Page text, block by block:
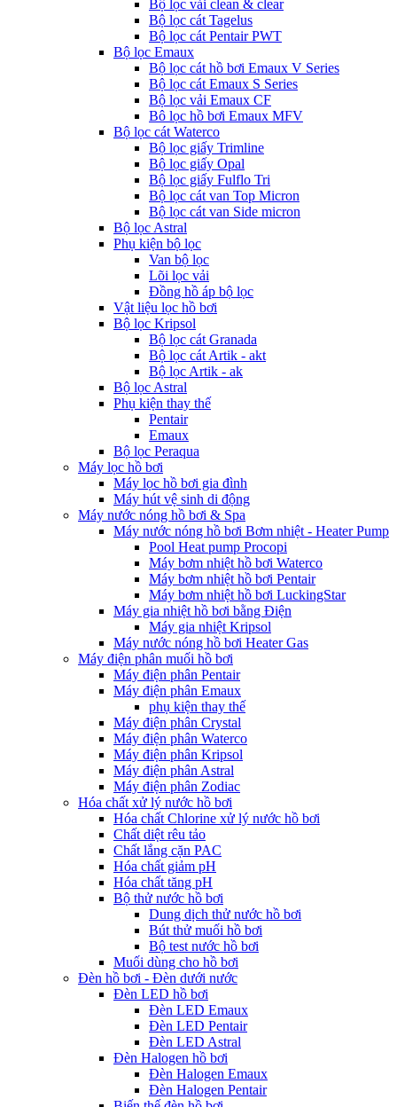
Bộ lọc vải clean & clear
Bộ lọc cát Tagelus
Bộ lọc cát Pentair PWT
Bộ lọc Emaux
Bộ lọc cát hồ bơi Emaux V Series
Bộ lọc cát Emaux S Series
Bộ lọc vải Emaux CF
Bô lọc hồ bơi Emaux MFV
Bộ lọc cát Waterco
Bộ lọc giấy Trimline
Bộ lọc giấy Opal
Bộ lọc giấy Fulflo Tri
Bộ lọc cát van Top Micron
Bộ lọc cát van Side micron
Bộ lọc Astral
Phụ kiện bộ lọc
Van bộ lọc
Lõi lọc vải
Đồng hồ áp bộ lọc
Vật liệu lọc hồ bơi
Bộ lọc Kripsol
Bộ lọc cát Granada
Bộ lọc cát Artik - akt
Bộ lọc Artik - ak
Bộ lọc Astral
Phụ kiện thay thế
Pentair
Emaux
Bộ lọc Peraqua
Máy lọc hồ bơi
Máy lọc hồ bơi gia đình
Máy hút vệ sinh di động
Máy nước nóng hồ bơi & Spa
Máy nước nóng hồ bơi Bơm nhiệt - Heater Pump
Pool Heat pump Procopi
Máy bơm nhiệt hồ bơi Waterco
Máy bơm nhiệt hồ bơi Pentair
Máy bơm nhiệt hồ bơi LuckingStar
Máy gia nhiệt hồ bơi bằng Điện
Máy gia nhiệt Kripsol
Máy nước nóng hồ bơi Heater Gas
Máy điện phân muối hồ bơi
Máy điện phân Pentair
Máy điện phân Emaux
phụ kiện thay thế
Máy điện phân Crystal
Máy điện phân Waterco
Máy điện phân Kripsol
Máy điện phân Astral
Máy điện phân Zodiac
Hóa chất xử lý nước hồ bơi
Hóa chất Chlorine xử lý nước hồ bơi
Chất diệt rêu tảo
Chất lắng cặn PAC
Hóa chất giảm pH
Hóa chất tăng pH
Bộ thử nước hồ bơi
Dung dịch thử nước hồ bơi
Bút thử muối hồ bơi
Bộ test nước hồ bơi
Muối dùng cho hồ bơi
Đèn hồ bơi - Đèn dưới nước
Đèn LED hồ bơi
Đèn LED Emaux
Đèn LED Pentair
Đèn LED Astral
Đèn Halogen hồ bơi
Đèn Halogen Emaux
Đèn Halogen Pentair